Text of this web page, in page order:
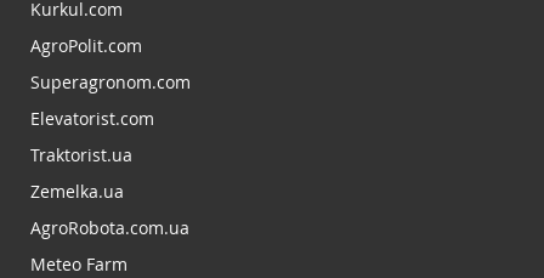
Kurkul.com
AgroPolit.com
Superagronom.com
Elevatorist.com
Traktorist.ua
Zemelka.ua
AgroRobota.com.ua
Meteo Farm